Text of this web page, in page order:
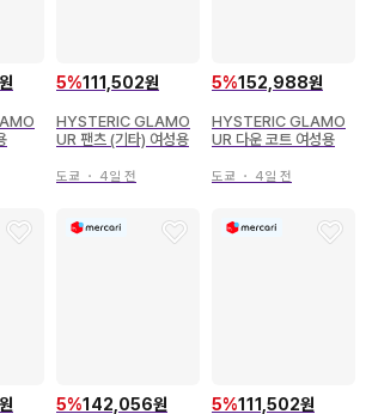
5%111,502원
HYSTERIC GLAMO
UR 팬츠 (기타) 여성용
도쿄 ・ 4일 전
5%152,988원
HYSTERIC GLAMO
UR 다운 코트 여성용
도쿄 ・ 4일 전
5%142,056원 5%111,502원